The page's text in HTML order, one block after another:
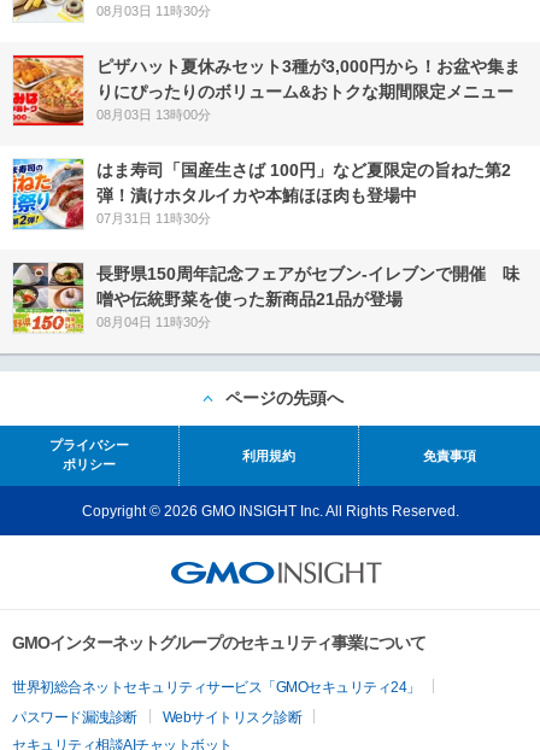
08月03日 11時30分
ピザハット夏休みセット3種が3,000円から！お盆や集ま
りにぴったりのボリューム&おトクな期間限定メニュー
08月03日 13時00分
はま寿司「国産生さば 100円」など夏限定の旨ねた第2
弾！漬けホタルイカや本鮪ほほ肉も登場中
07月31日 11時30分
長野県150周年記念フェアがセブン-イレブンで開催 味
噌や伝統野菜を使った新商品21品が登場
08月04日 11時30分
ページの先頭へ
プライバシー
ポリシー
利用規約 免責事項
Copyright © 2026 GMO INSIGHT Inc. All Rights Reserved.
GMOインターネットグループのセキュリティ事業について
世界初総合ネットセキュリティサービス「GMOセキュリティ24」
パスワード漏洩診断
Webサイトリスク診断
セキュリティ相談AIチャットボット